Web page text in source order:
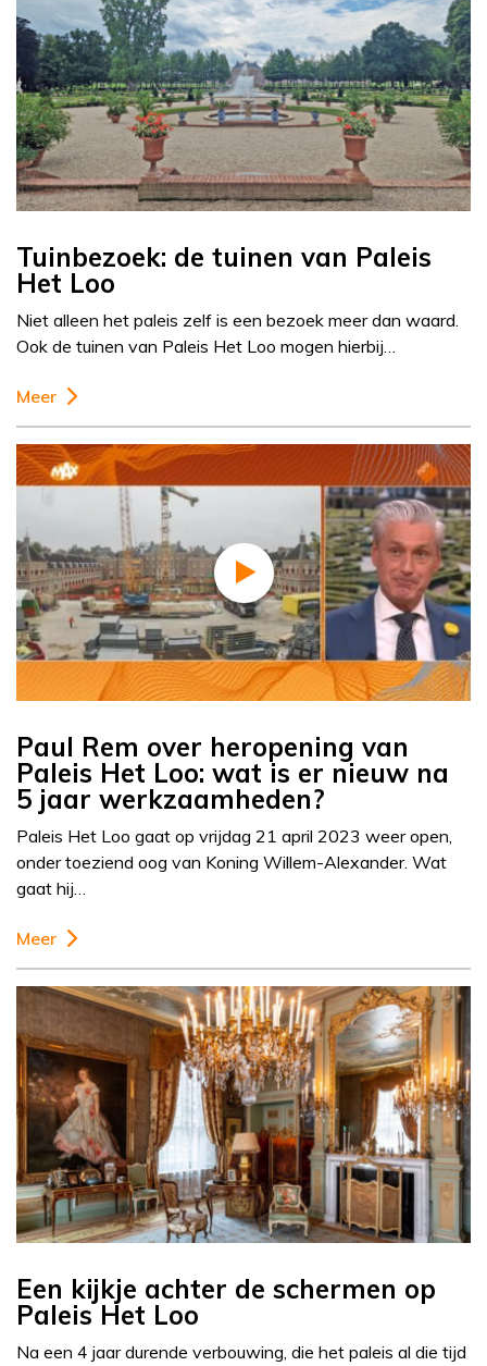
Tuinbezoek: de tuinen van Paleis
Het Loo
Niet alleen het paleis zelf is een bezoek meer dan waard.
Ook de tuinen van Paleis Het Loo mogen hierbij…
Meer
Paul Rem over heropening van
Paleis Het Loo: wat is er nieuw na
5 jaar werkzaamheden?
Paleis Het Loo gaat op vrijdag 21 april 2023 weer open,
onder toeziend oog van Koning Willem-Alexander. Wat
gaat hij…
Meer
Een kijkje achter de schermen op
Paleis Het Loo
Na een 4 jaar durende verbouwing, die het paleis al die tijd